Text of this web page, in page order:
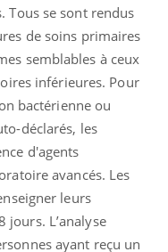
Tous se sont rendus
de soins primaires
semblables à ceux
inférieures. Pour
bactérienne ou
déclarés, les
d'agents
avancés. Les
leurs
jours. L’analyse
ayant reçu un